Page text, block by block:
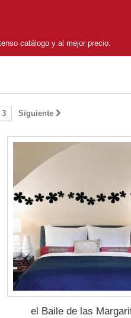
catálogo y al mejor precio.
3 Siguiente
el Baile de las